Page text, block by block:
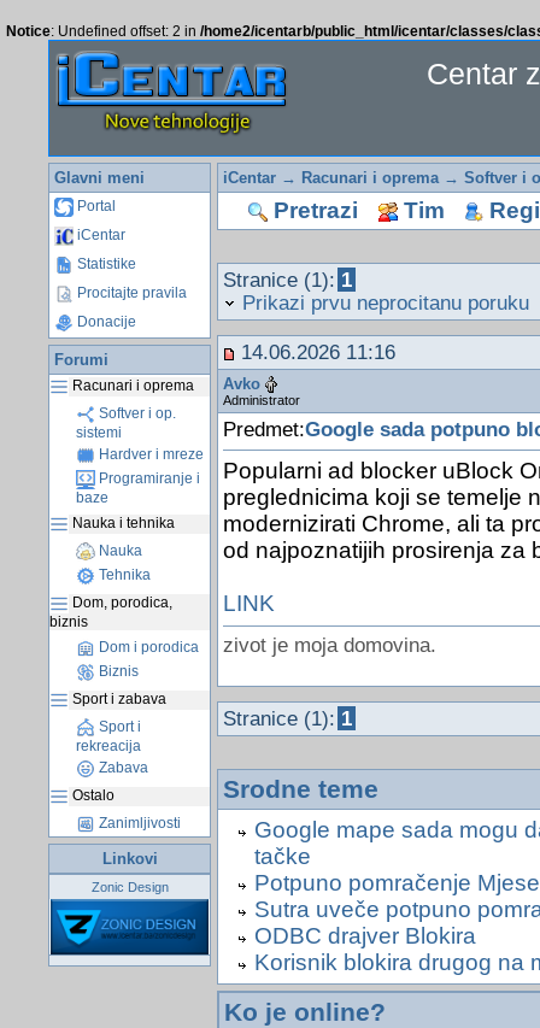
Notice: Undefined offset: 2 in /home2/icentarb/public_html/icentar/classes/
Centar
Glavni meni
Portal
iCentar
Statistike
Procitajte pravila
Donacije
Forumi
Racunari i oprema
Softver i op.
sistemi
Hardver i mreze
Programiranje i
baze
Nauka i tehnika
Nauka
Tehnika
Dom, porodica,
biznis
Dom i porodica
Biznis
Sport i zabava
Sport i
rekreacija
Zabava
Ostalo
Zanimljivosti
Linkovi
Zonic Design
iCentar→ Racunari i oprema→ Softver i
Pretrazi Tim
Stranice (1): 1
Prikazi prvu neprocitanu poruku
14.06.2026 11:16
Avko
Administrator
Predmet:Google sada potpuno
Popularni ad blocker uBlock
preglednicima koji se temelje
modernizirati Chrome, ali ta
od najpoznatijih prosirenja za
LINK
zivot je moja domovina.
Stranice (1): 1
Srodne teme
Google mape sada mogu
tačke
Potpuno pomračenje
Sutra uveče potpuno
ODBC drajver Blokira
Korisnik blokira drugog na
Ko je online?